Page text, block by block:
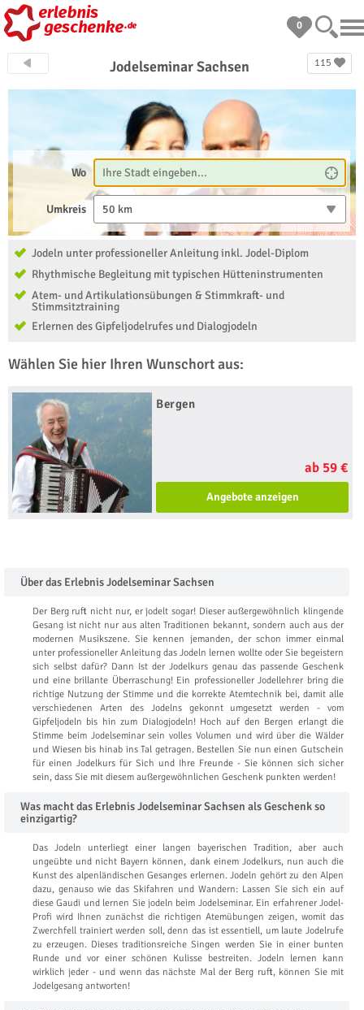
0
115
Jodelseminar Sachsen
Wo
Umkreis 50 km
Jodeln unter professioneller Anleitung inkl. Jodel-Diplom
Rhythmische Begleitung mit typischen Hütteninstrumenten
Atem- und Artikulationsübungen & Stimmkraft- und
Stimmsitztraining
Erlernen des Gipfeljodelrufes und Dialogjodeln
Wählen Sie hier Ihren Wunschort aus:
Bergen
ab 59 €
Angebote anzeigen
Über das Erlebnis Jodelseminar Sachsen
Der Berg ruft nicht nur, er jodelt sogar! Dieser außergewöhnlich klingende
Gesang ist nicht nur aus alten Traditionen bekannt, sondern auch aus der
modernen Musikszene. Sie kennen jemanden, der schon immer einmal
unter professioneller Anleitung das Jodeln lernen wollte oder Sie begeistern
sich selbst dafür? Dann Ist der Jodelkurs genau das passende Geschenk
und eine brillante Überraschung! Ein professioneller Jodellehrer bring die
richtige Nutzung der Stimme und die korrekte Atemtechnik bei, damit alle
verschiedenen Arten des Jodelns gekonnt umgesetzt werden - vom
Gipfeljodeln bis hin zum Dialogjodeln! Hoch auf den Bergen erlangt die
Stimme beim Jodelseminar sein volles Volumen und wird über die Wälder
und Wiesen bis hinab ins Tal getragen. Bestellen Sie nun einen Gutschein
für einen Jodelkurs für Sich und Ihre Freunde - Sie können sich sicher
sein, dass Sie mit diesem außergewöhnlichen Geschenk punkten werden!
Was macht das Erlebnis Jodelseminar Sachsen als Geschenk so
einzigartig?
Das Jodeln unterliegt einer langen bayerischen Tradition, aber auch
ungeübte und nicht Bayern können, dank einem Jodelkurs, nun auch die
Kunst des alpenländischen Gesanges erlernen. Jodeln gehört zu den Alpen
dazu, genauso wie das Skifahren und Wandern: Lassen Sie sich ein auf
diese Gaudi und lernen Sie jodeln beim Jodelseminar. Ein erfahrener Jodel-
Profi wird Ihnen zunächst die richtigen Atemübungen zeigen, womit das
Zwerchfell trainiert werden soll, denn das ist essentiell, um laute Jodelrufe
zu erzeugen. Dieses traditionsreiche Singen werden Sie in einer bunten
Runde und vor einer schönen Kulisse bestreiten. Jodeln lernen kann
wirklich jeder - und wenn das nächste Mal der Berg ruft, können Sie mit
Jodelgesang antworten!